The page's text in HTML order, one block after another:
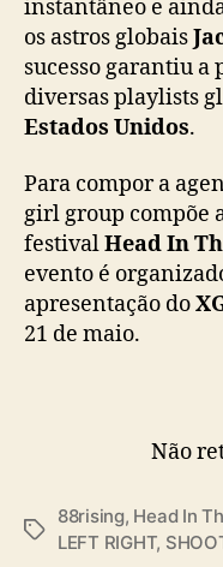
instantâneo e
os astros globais
sucesso garantiu a
diversas playlists
Estados Unidos.
Para compor a
girl group compõe
festivalHead In
evento é
apresentação do
21 de maio.
Não
T
88rising, Head In
LEFT RIGHT,